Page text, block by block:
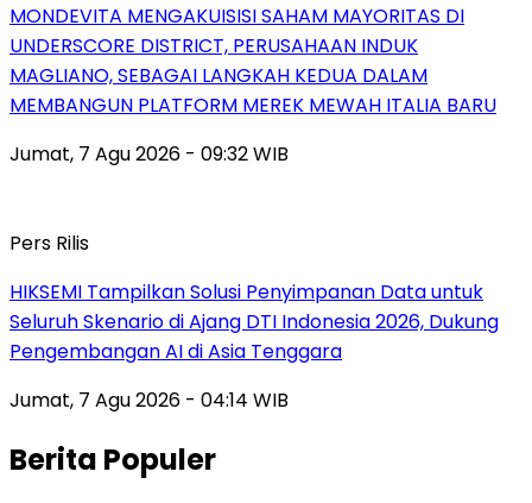
MONDEVITA MENGAKUISISI SAHAM MAYORITAS DI
UNDERSCORE DISTRICT, PERUSAHAAN INDUK
MAGLIANO, SEBAGAI LANGKAH KEDUA DALAM
MEMBANGUN PLATFORM MEREK MEWAH ITALIA BARU
Jumat, 7 Agu 2026 - 09:32 WIB
Pers Rilis
HIKSEMI Tampilkan Solusi Penyimpanan Data untuk
Seluruh Skenario di Ajang DTI Indonesia 2026, Dukung
Pengembangan AI di Asia Tenggara
Jumat, 7 Agu 2026 - 04:14 WIB
Berita Populer